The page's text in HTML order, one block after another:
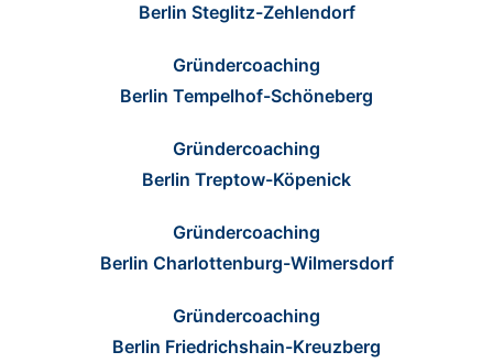
Berlin Steglitz-Zehlendorf
Gründercoaching
Berlin Tempelhof-Schöneberg
Gründercoaching
Berlin Treptow-Köpenick
Gründercoaching
Berlin Charlottenburg-Wilmersdorf
Gründercoaching
Berlin Friedrichshain-Kreuzberg